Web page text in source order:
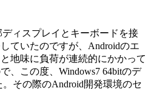
ィスプレイとキーボードを接
ていたのですが、Androidのエ
地味に負荷が連続的にかかって
、この度、Windows7 64bitのデ
その際のAndroid開発環境のセ